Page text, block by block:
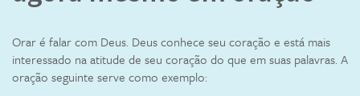
Orar é falar com Deus. Deus conhece seu coração e está mais
interessado na atitude de seu coração do que em suas palavras. A
oração seguinte serve como exemplo: